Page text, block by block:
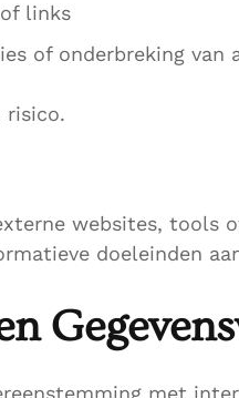
links
of onderbreking van
risico.
websites, tools
doeleinden
met